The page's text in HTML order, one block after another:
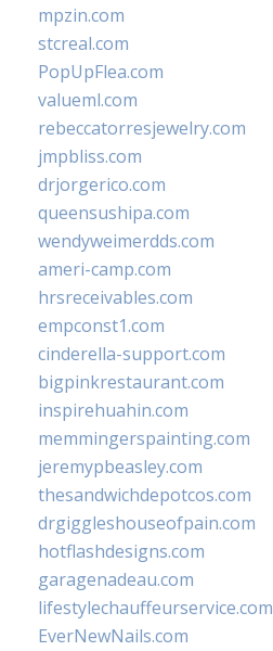
mpzin.com
stcreal.com
PopUpFlea.com
valueml.com
rebeccatorresjewelry.com
jmpbliss.com
drjorgerico.com
queensushipa.com
wendyweimerdds.com
ameri-camp.com
hrsreceivables.com
empconst1.com
cinderella-support.com
bigpinkrestaurant.com
inspirehuahin.com
memmingerspainting.com
jeremypbeasley.com
thesandwichdepotcos.com
drgiggleshouseofpain.com
hotflashdesigns.com
garagenadeau.com
lifestylechauffeurservice.com
EverNewNails.com